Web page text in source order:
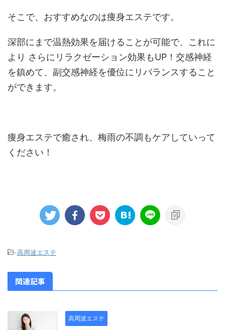
そこで、おすすめなのは痩身エステです。
深部にまで温熱効果を届けることが可能で、これに
より さらにリラクゼーション効果もUP！交感神経
を鎮めて、副交感神経を優位にリバランスすること
ができます。
痩身エステで癒され、梅雨の不調もケアしていって
ください！
-高周波エステ
関連記事
高周波エステ